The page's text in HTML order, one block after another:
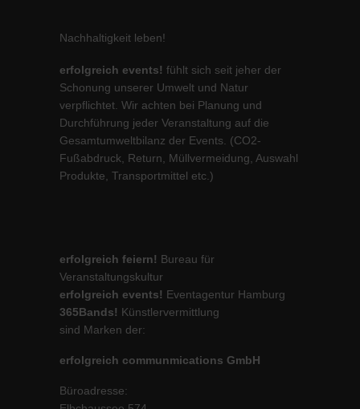
Nachhaltigkeit leben!
erfolgreich events! fühlt sich seit jeher der
Schonung unserer Umwelt und Natur
verpflichtet. Wir achten bei Planung und
Durchführung jeder Veranstaltung auf die
Gesamtumweltbilanz der Events. (CO2-
Fußabdruck, Return, Müllvermeidung, Auswahl
Produkte, Transportmittel etc.)
erfolgreich feiern! Bureau für
Veranstaltungskultur
erfolgreich events! Eventagentur Hamburg
365Bands! Künstlervermittlung
sind Marken der:
erfolgreich communmications GmbH
Büroadresse: